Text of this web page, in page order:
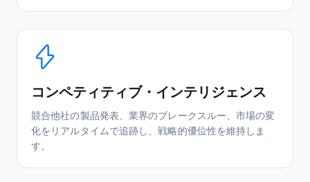
コンペティティブ・インテリジェンス
競合他社の製品発表、業界のブレークスルー、市場の変
化をリアルタイムで追跡し、戦略的優位性を維持しま
す。